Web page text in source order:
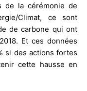
de la cérémonie de
Climat, ce sont
de carbone qui ont
Et ces données
si des actions fortes
cette hausse en